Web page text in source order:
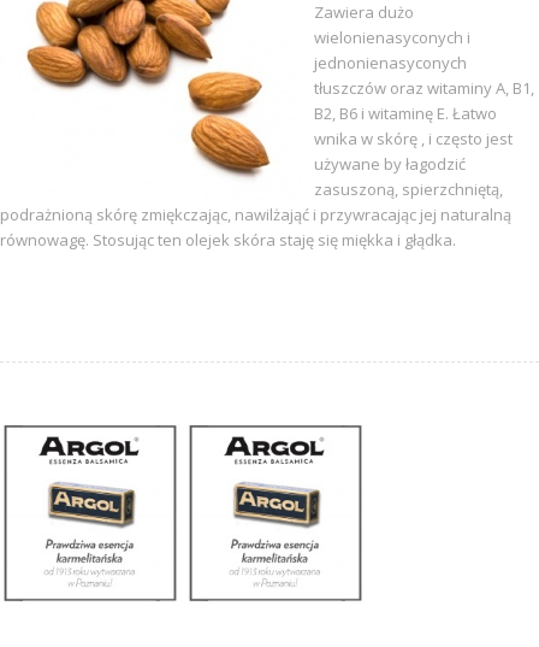
Zawiera dużo
wielonienasyconych i
jednonienasyconych
tłuszczów oraz witaminy A, B1,
B2, B6 i witaminę E. Łatwo
wnika w skórę , i często jest
używane by łagodzić
zasuszoną, spierzchniętą,
podrażnioną skórę zmiękczając, nawilżająć i przywracając jej naturalną
równowagę. Stosując ten olejek skóra staję się miękka i głądka.